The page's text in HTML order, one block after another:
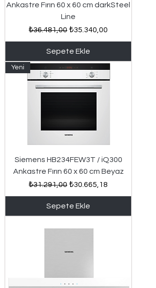
Ankastre Fırın 60 x 60 cm darkSteel
Line
Normal Fiyat
₺36.481,00 İndirimli Fiyat
₺35.340,00
Sepete Ekle
Yeni
Siemens HB234FEW3T / iQ300
Ankastre Fırın 60 x 60 cm Beyaz
Normal Fiyat
₺31.291,00 İndirimli Fiyat
₺30.665,18
Sepete Ekle